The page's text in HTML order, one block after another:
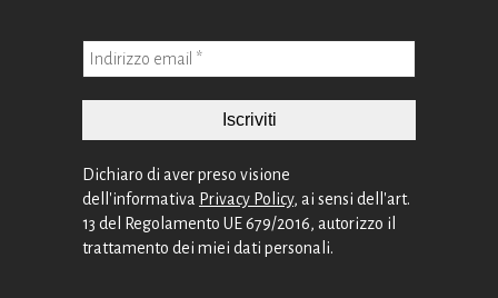
Dichiaro di aver preso visione
dell'informativa Privacy Policy, ai sensi dell'art.
13 del Regolamento UE 679/2016, autorizzo il
trattamento dei miei dati personali.